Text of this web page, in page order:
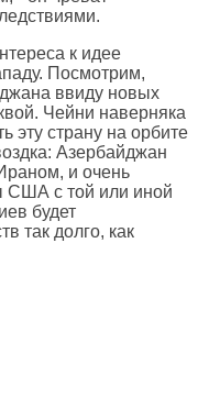
к идее
Посмотрим,
ввиду новых
Чейни наверняка
эту страну на орбите
Азербайджан
и очень
США с той или иной
будет
так долго, как